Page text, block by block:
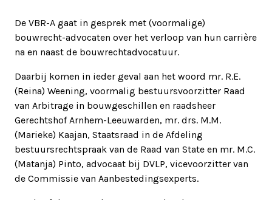
De VBR-A gaat in gesprek met (voormalige)
bouwrecht-advocaten over het verloop van hun carrière
na en naast de bouwrechtadvocatuur.
Daarbij komen in ieder geval aan het woord mr. R.E.
(Reina) Weening, voormalig bestuursvoorzitter Raad
van Arbitrage in bouwgeschillen en raadsheer
Gerechtshof Arnhem-Leeuwarden, mr. drs. M.M.
(Marieke) Kaajan, Staatsraad in de Afdeling
bestuursrechtspraak van de Raad van State en mr. M.C.
(Matanja) Pinto, advocaat bij DVLP, vicevoorzitter van
de Commissie van Aanbestedingsexperts.